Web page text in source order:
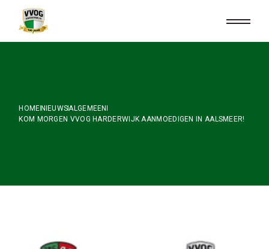
content
HOME NIEUWSALGEMEEN
KOM MORGEN VVOG HARDERWIJK AANMOEDIGEN IN AALSMEER!